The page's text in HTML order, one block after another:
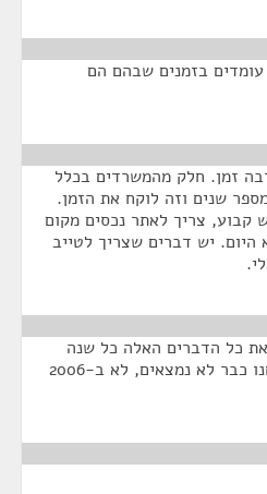
בזמנים שבהם הם
זמן. חלק מהמשרדים בכלל
שנים וזה לוקח את הזמן.
קבוע, צריך לאתר נכסים מקום
יש דברים שצריך לטייב
כל הדברים האלה כל שנה
מחדש והשנה היא 2018, אנחנו כבר לא נמצאים, לא ב-2006